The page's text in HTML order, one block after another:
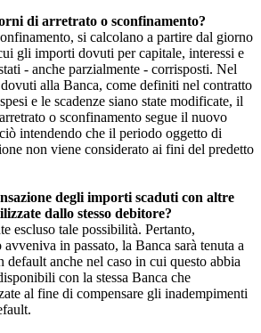
di arretrato o sconfinamento?
si calcolano a partire dal giorno
gli importi dovuti per capitale, interessi e
- anche parzialmente - corrisposti. Nel
alla Banca, come definiti nel contratto
e le scadenze siano state modificate, il
o sconfinamento segue il nuovo
intendendo che il periodo oggetto di
non viene considerato ai fini del predetto
degli importi scaduti con altre
dallo stesso debitore?
escluso tale possibilità. Pertanto,
in passato, la Banca sarà tenuta a
default anche nel caso in cui questo abbia
con la stessa Banca che
al fine di compensare gli inadempimenti